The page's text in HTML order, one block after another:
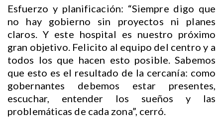
Esfuerzo y planificación: “Siempre digo que
no hay gobierno sin proyectos ni planes
claros. Y este hospital es nuestro próximo
gran objetivo. Felicito al equipo del centro y a
todos los que hacen esto posible. Sabemos
que esto es el resultado de la cercanía: como
gobernantes debemos estar presentes,
escuchar, entender los sueños y las
problemáticas de cada zona”, cerró.